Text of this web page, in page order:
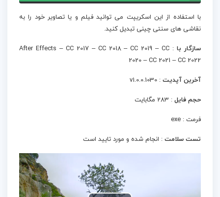
با استفاده از این اسکریپت می توانید فیلم و یا تصاویر خود را به
نقاشی های سنتی چینی تبدیل کنید.
سازگار با
: After Effects – CC 2017 – CC 2018 – CC 2019 – CC
2020 – CC 2021 – CC 2022
آخرین آپدیت : v1.0.0.1030
حجم فایل : 283 مگابایت
فرمت : exe
تست سلامت : انجام شده و مورد تایید است